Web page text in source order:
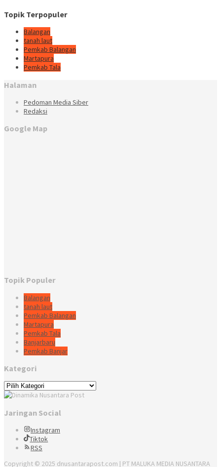
Topik Terpopuler
Balangan
tanah laut
Pemkab Balangan
Martapura
Pemkab Tala
Halaman
Pedoman Media Siber
Redaksi
Google Map
Topik Populer
Balangan
tanah laut
Pemkab Balangan
Martapura
Pemkab Tala
Banjarbaru
Pemkab Banjar
Kategori
Kategori
Jaringan Social
Instagram
Tiktok
RSS
Copyright © 2025 dnusantarapost.com | PT MALUKA MEDIA NUSANTARA